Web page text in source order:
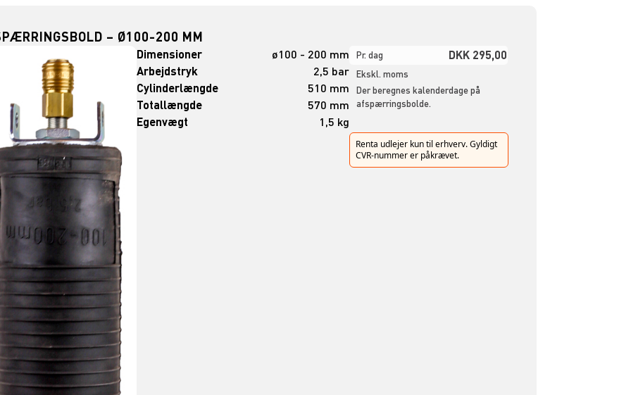
– Ø100-200 MM
Dimensioner
ø100 - 200 mm
Arbejdstryk
2,5 bar
Cylinderlængde
510 mm
Totallængde
570 mm
Egenvægt
1,5 kg
Pr. dag DKK 295,00
Ekskl. moms
Der beregnes kalenderdage på
afspærringsbolde.
Renta udlejer kun til erhverv. Gyldigt
CVR-nummer er påkrævet.